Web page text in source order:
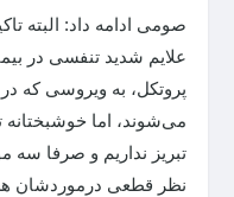
صومی ادامه داد: البته
علایم شدید تنفسی در
پروتکل، به ویروسی که
می‌شوند، اما خوشبختانه
تبریز نداریم و صرفا سه
نظر قطعی درموردشان